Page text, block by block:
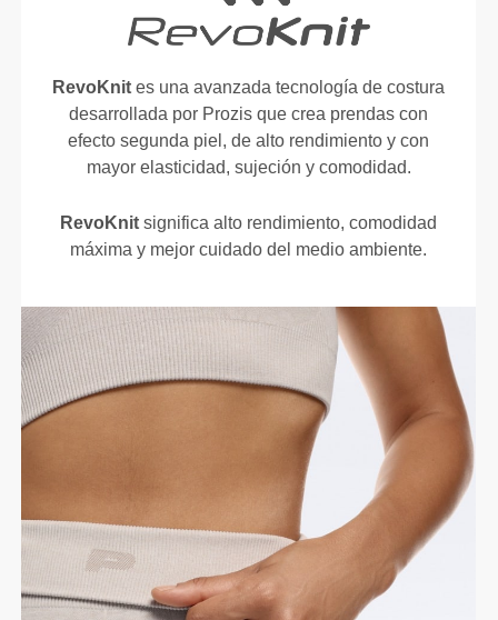
RevoKnit es una avanzada tecnología de costura
desarrollada por Prozis que crea prendas con
efecto segunda piel, de alto rendimiento y con
mayor elasticidad, sujeción y comodidad.
RevoKnit significa alto rendimiento, comodidad
máxima y mejor cuidado del medio ambiente.